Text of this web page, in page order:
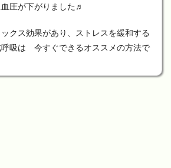
圧が下がりました♬
ックス効果があり、ストレスを緩和する
呼吸は 今すぐできるオススメの方法で